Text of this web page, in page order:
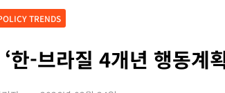
TRENDS
한-브라질 4개년 행동계